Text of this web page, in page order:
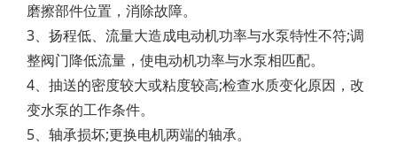
磨擦部件位置，消除故障。
3、扬程低、流量大造成电动机功率与水泵特性不符;调
整阀门降低流量，使电动机功率与水泵相匹配。
4、抽送的密度较大或粘度较高;检查水质变化原因，改
变水泵的工作条件。
5、轴承损坏;更换电机两端的轴承。